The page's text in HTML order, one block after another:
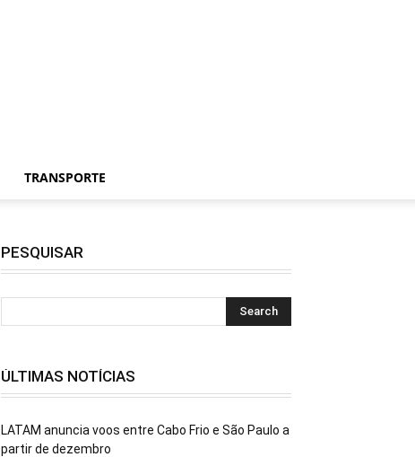
TRANSPORTE
PESQUISAR
ÚLTIMAS NOTÍCIAS
LATAM anuncia voos entre Cabo Frio e São Paulo a
partir de dezembro